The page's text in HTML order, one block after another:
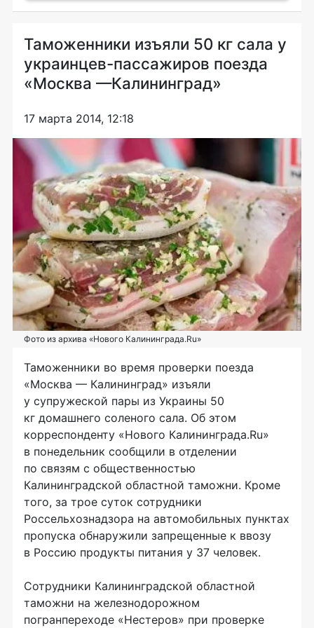
Таможенники изъяли 50 кг сала у
украинцев-пассажиров поезда
«Москва —Калининград»
17 марта 2014, 12:18
Фото из архива «Нового Калининграда.Ru»
Таможенники во время проверки поезда
«Москва — Калининград» изъяли
у супружеской пары из Украины 50
кг домашнего соленого сала. Об этом
корреспонденту «Нового Калининграда.Ru»
в понедельник сообщили в отделении
по связям с общественностью
Калининградской областной таможни. Кроме
того, за трое суток сотрудники
Россельхознадзора на автомобильных пунктах
пропуска обнаружили запрещенные к ввозу
в Россию продукты питания у 37 человек.
Сотрудники Калининградской областной
таможни на железнодорожном
погранпереходе «Нестеров» при проверке